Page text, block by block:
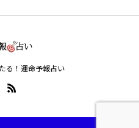
る！運命予報占い